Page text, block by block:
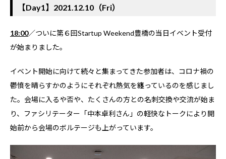
【Day1】2021.12.10（Fri）
18:00／ついに第６回Startup Weekend豊橋の当日イベント受付
が始まりました。
イベント開始に向けて続々と集まってきた参加者は、コロナ禍の
鬱憤を晴らすかのようにそれぞれ熱気を纏っているのを感じまし
た。会場に入るや否や、たくさんの方との名刺交換や交流が始ま
り、ファシリテーター「中本卓利さん」の軽快なトークにより開
始前から会場のボルテージも上がっています。